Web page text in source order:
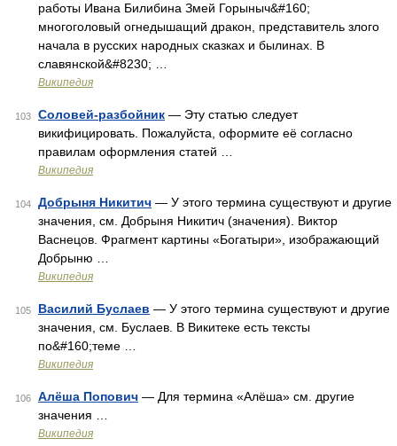
работы Ивана Билибина Змей Горыныч&#160;
многоголовый огнедышащий дракон, представитель злого
начала в русских народных сказках и былинах. В
славянской&#8230; …
Википедия
103 Соловей-разбойник — Эту статью следует
викифицировать. Пожалуйста, оформите её согласно
правилам оформления статей …
Википедия
104 Добрыня Никитич — У этого термина существуют и другие
значения, см. Добрыня Никитич (значения). Виктор
Васнецов. Фрагмент картины «Богатыри», изображающий
Добрыню …
Википедия
105 Василий Буслаев — У этого термина существуют и другие
значения, см. Буслаев. В Викитеке есть тексты
по&#160;теме …
Википедия
106 Алёша Попович — Для термина «Алёша» см. другие
значения …
Википедия